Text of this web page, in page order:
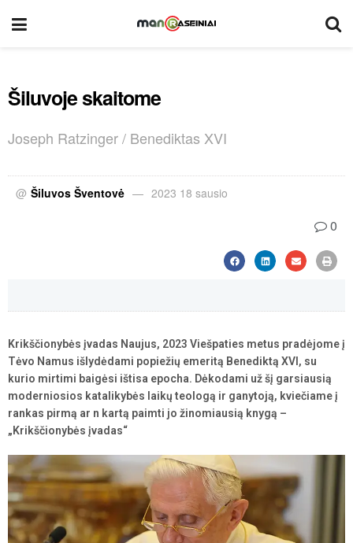
Šiluvoje skaitome
Joseph Ratzinger / Benediktas XVI
@ Šiluvos Šventovė 2023 18 sausio
0
Krikščionybės įvadas Naujus, 2023 Viešpaties metus pradėjome į
Tėvo Namus išlydėdami popiežių emeritą Benediktą XVI, su
kurio mirtimi baigėsi ištisa epocha. Dėkodami už šį garsiausią
moderniosios katalikybės laikų teologą ir ganytoją, kviečiame į
rankas pirmą ar n kartą paimti jo žinomiausią knygą –
„Krikščionybės įvadas“